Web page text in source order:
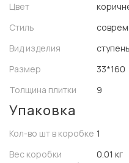
Цвет
Стиль
Вид изделия
ступень
Размер
33*160
Толщина плитки
9
Упаковка
Кол-во шт в коробке 1
Вес коробки
0.01 кг